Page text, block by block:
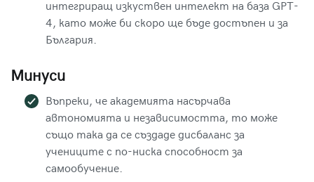
интегриращ изкуствен интелект на база GPT-
4, като може би скоро ще бъде достъпен и за
България.
Минуси
Въпреки, че академията насърчава
автономията и независимостта, то може
също така да се създаде дисбаланс за
учениците с по-ниска способност за
самообучение.